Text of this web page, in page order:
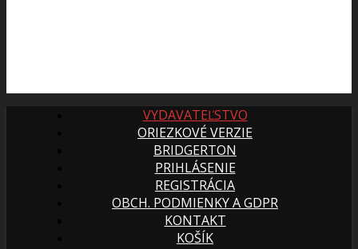
VYDAVATEĽSTVO
ORIEZKOVÉ VERZIE
BRIDGERTON
PRIHLÁSENIE
REGISTRÁCIA
OBCH. PODMIENKY A GDPR
KONTAKT
KOŠÍK